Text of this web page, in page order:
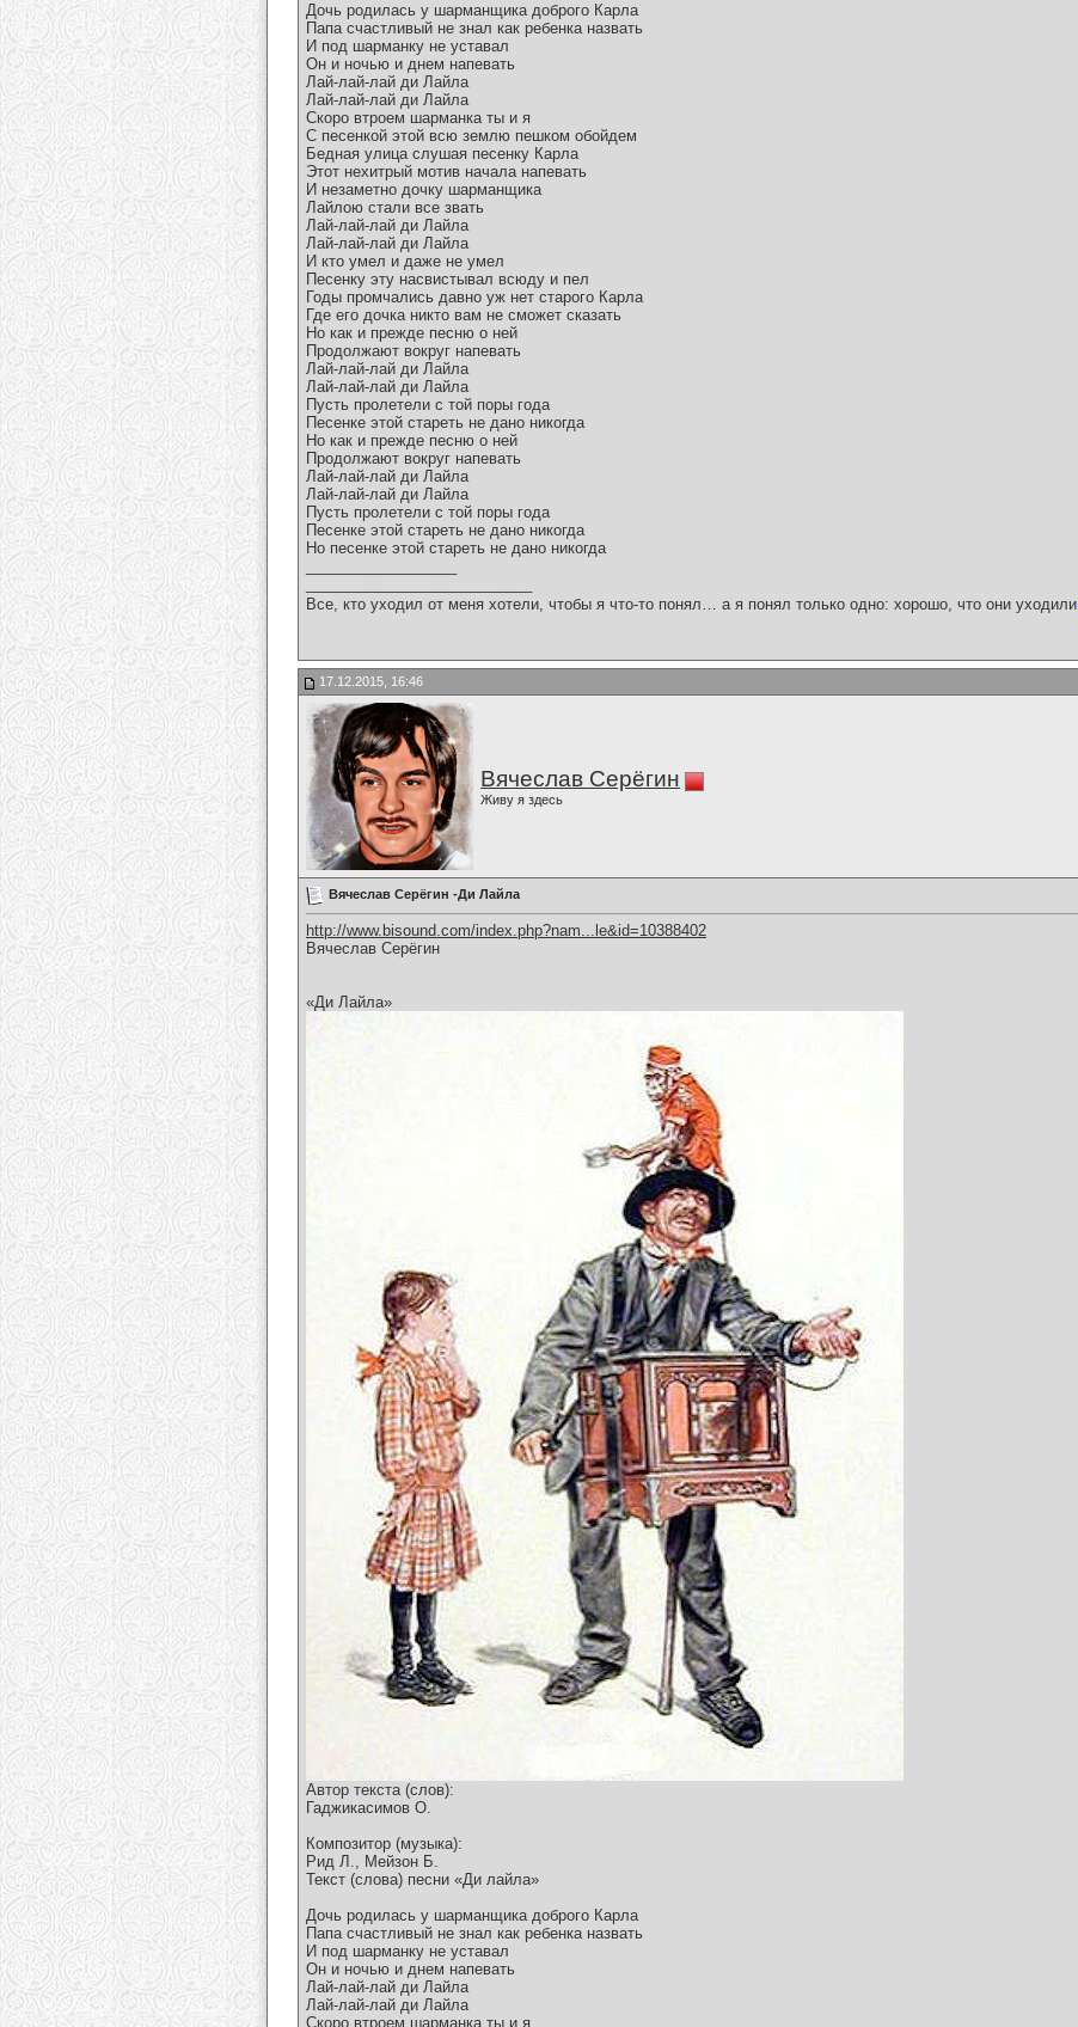
Дочь родилась у шарманщика доброго Карла
Папа счастливый не знал как ребенка назвать
И под шарманку не уставал
Он и ночью и днем напевать
Лай-лай-лай ди Лайла
Лай-лай-лай ди Лайла
Скоро втроем шарманка ты и я
С песенкой этой всю землю пешком обойдем
Бедная улица слушая песенку Карла
Этот нехитрый мотив начала напевать
И незаметно дочку шарманщика
Лайлою стали все звать
Лай-лай-лай ди Лайла
Лай-лай-лай ди Лайла
И кто умел и даже не умел
Песенку эту насвистывал всюду и пел
Годы промчались давно уж нет старого Карла
Где его дочка никто вам не сможет сказать
Но как и прежде песню о ней
Продолжают вокруг напевать
Лай-лай-лай ди Лайла
Лай-лай-лай ди Лайла
Пусть пролетели с той поры года
Песенке этой стареть не дано никогда
Но как и прежде песню о ней
Продолжают вокруг напевать
Лай-лай-лай ди Лайла
Лай-лай-лай ди Лайла
Пусть пролетели с той поры года
Песенке этой стареть не дано никогда
Но песенке этой стареть не дано никогда
Все, кто уходил от меня хотели, чтобы я что-то понял… а я понял только одно: хорошо, что они уходили.
17.12.2015, 16:46
Вячеслав Серёгин
Живу я здесь
Вячеслав Серёгин -Ди Лайла
http://www.bisound.com/index.php?nam...le&id=10388402
Вячеслав Серёгин
«Ди Лайла»
Автор текста (слов):
Гаджикасимов О.
Композитор (музыка):
Рид Л., Мейзон Б.
Текст (слова) песни «Ди лайла»
Дочь родилась у шарманщика доброго Карла
Папа счастливый не знал как ребенка назвать
И под шарманку не уставал
Он и ночью и днем напевать
Лай-лай-лай ди Лайла
Лай-лай-лай ди Лайла
Скоро втроем шарманка ты и я